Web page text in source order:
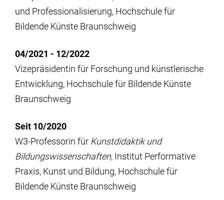
und Professionalisierung, Hochschule für
Bildende Künste Braunschweig
04/2021 - 12/2022
Vizepräsidentin für Forschung und künstlerische
Entwicklung, Hochschule für Bildende Künste
Braunschweig
Seit 10/2020
W3-Professorin für Kunstdidaktik und
Bildungswissenschaften, Institut Performative
Praxis, Kunst und Bildung, Hochschule für
Bildende Künste Braunschweig